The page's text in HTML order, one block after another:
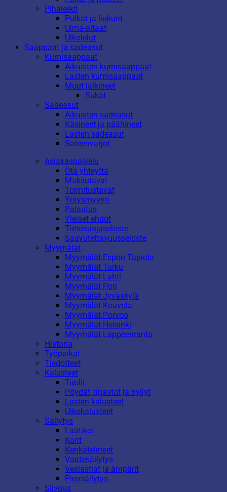
Pihaleikit
Pulkat ja liukurit
Uima-altaat
Ulkolelut
Saappaat ja sadeasut
Kumisaappaat
Aikuisten kumisaappaat
Lasten kumisaappaat
Muut jalkineet
Sukat
Sadeasut
Aikuisten sadeasut
Käsineet ja päähineet
Lasten sadeasut
Sateenvarjot
Asiakaspalvelu
Ota yhteyttä
Maksutavat
Toimitustavat
Yritysmyynti
Palautus
Yleiset ehdot
Tietosuojaseloste
Saavutettavuusseloste
Myymälät
Myymälät Espoo Tapiola
Myymälät Turku
Myymälät Lahti
Myymälät Pori
Myymälät Jyväskylä
Myymälät Kouvola
Myymälät Porvoo
Myymälät Helsinki
Myymälät Lappeenranta
Historia
Työpaikat
Tiedotteet
Kalusteet
Tuolit
Pöydät, lipastot ja hyllyt
Lasten kalusteet
Ulkokalusteet
Säilytys
Laatikot
Korit
Kenkätelineet
Vaatesäilytys
Vesiastiat ja ämpärit
Piensäilytys
Siivous